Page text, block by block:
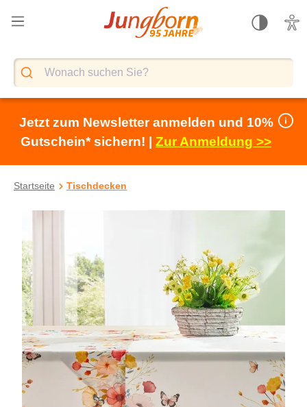
springen
Jetzt zum Newsletter anmelden und 10%
Gutschein* sichern! | Zur Anmeldung >>
Startseite Tischdecken